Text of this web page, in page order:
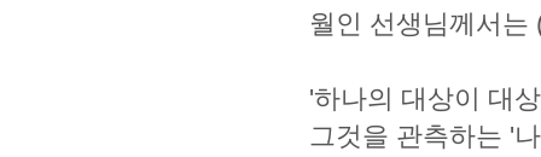
월인 선생님께서는
'하나의 대상이 대
그것을 관측하는 '